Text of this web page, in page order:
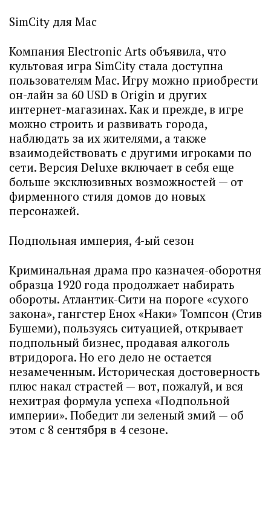
SimCity для Mac
Компания Electronic Arts объявила, что
культовая игра SimCity стала доступна
пользователям Mac. Игру можно приобрести
он-лайн за 60 USD в Origin и других
интернет-магазинах. Как и прежде, в игре
можно строить и развивать города,
наблюдать за их жителями, а также
взаимодействовать с другими игроками по
сети. Версия Deluxe включает в себя еще
больше эксклюзивных возможностей — от
фирменного стиля домов до новых
персонажей.
Подпольная империя, 4-ый сезон
Криминальная драма про казначея-оборотня
образца 1920 года продолжает набирать
обороты. Атлантик-Сити на пороге «сухого
закона», гангстер Енох «Наки» Томпсон (Стив
Бушеми), пользуясь ситуацией, открывает
подпольный бизнес, продавая алкоголь
втридорога. Но его дело не остается
незамеченным. Историческая достоверность
плюс накал страстей — вот, пожалуй, и вся
нехитрая формула успеха «Подпольной
империи». Победит ли зеленый змий — об
этом с 8 сентября в 4 сезоне.